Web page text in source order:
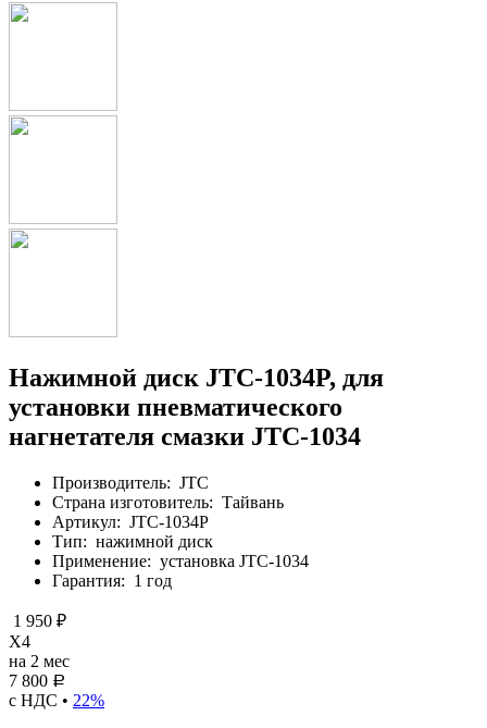
Нажимной диск JTC-1034P, для
установки пневматического
нагнетателя смазки JTC-1034
Производитель: JTC
Страна изготовитель: Тайвань
Артикул: JTC-1034P
Тип: нажимной диск
Применение: установка JTC-1034
Гарантия: 1 год
1 950 ₽
X4
на 2 мес
7 800 Р
с НДС • 22%